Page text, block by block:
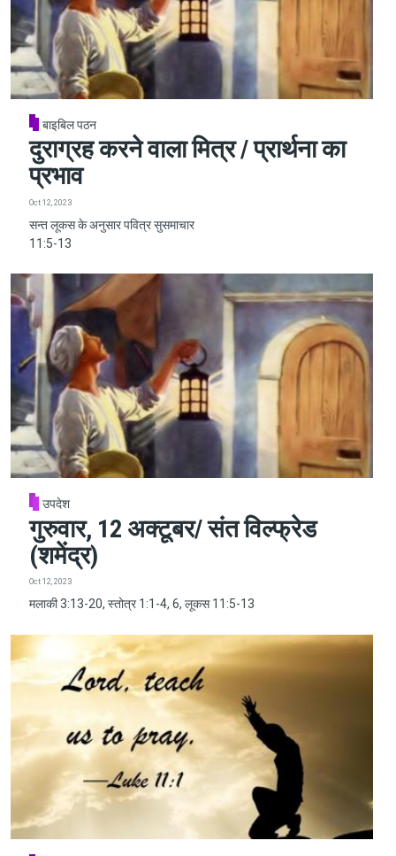
बाइबिल पठन
दुराग्रह करने वाला मित्र / प्रार्थना का
प्रभाव
Oct 12, 2023
सन्त लूकस के अनुसार पवित्र सुसमाचार
11:5-13
उपदेश
गुरुवार, 12 अक्टूबर/ संत विल्फ्रेड
(शमेंद्र)
Oct 12, 2023
मलाकी 3:13-20, स्तोत्र 1:1-4, 6, लूकस 11:5-13